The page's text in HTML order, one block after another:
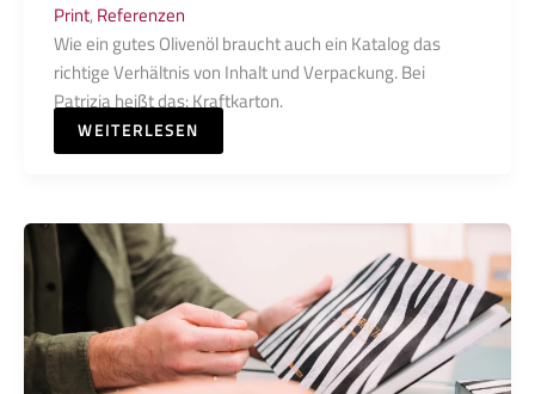
Print,Referenzen
Wie ein gutes Olivenöl braucht auch ein Katalog das
richtige Verhältnis von Inhalt und Verpackung. Bei
Patrizia heißt das: Kraftkarton.
WEITERLESEN